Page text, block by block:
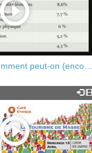
peut-on (enco…